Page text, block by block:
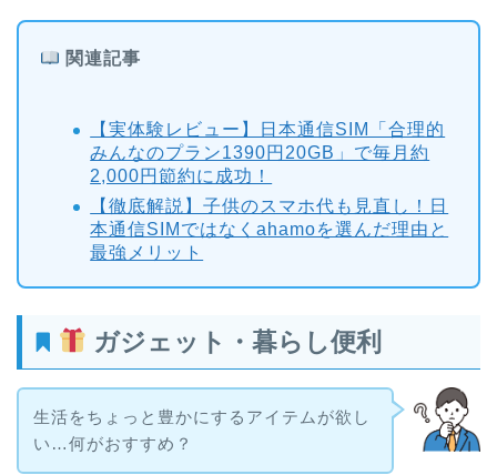
関連記事
【実体験レビュー】日本通信SIM「合理的
みんなのプラン1390円20GB」で毎月約
2,000円節約に成功！
【徹底解説】子供のスマホ代も見直し！日
本通信SIMではなくahamoを選んだ理由と
最強メリット
ガジェット・暮らし便利
生活をちょっと豊かにするアイテムが欲し
い…何がおすすめ？